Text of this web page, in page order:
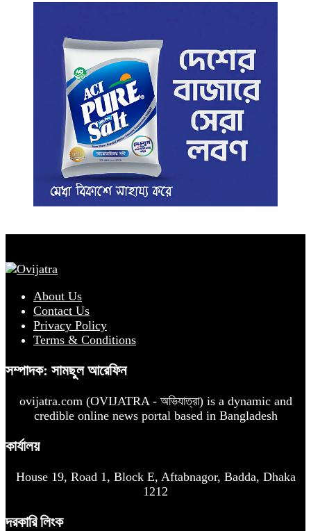
About Us
Contact Us
Privacy Policy
Terms & Conditions
সম্পাদক: সামছুল আরেফিন
ovijatra.com (OVIJATRA - অভিযাত্রা) is a dynamic and
credible online news portal based in Bangladesh
কার্যালয়
House 19, Road 1, Block E, Aftabnagor, Badda, Dhaka
1212
দরকারি লিংক